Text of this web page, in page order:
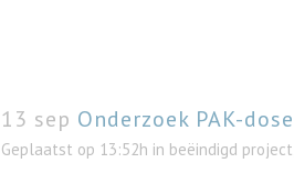
13 sep Onderzoek PAK-
Geplaatst op 13:52h in beëindigd project